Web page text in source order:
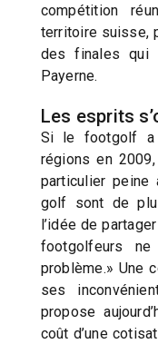
compétition
territoire suisse,
des finales qui
Payerne.
Les esprits
Si le footgolf a
régions en
particulier
golf sont de
l’idée de
footgolfeurs
problème.» Une
ses
propose
coût d’une